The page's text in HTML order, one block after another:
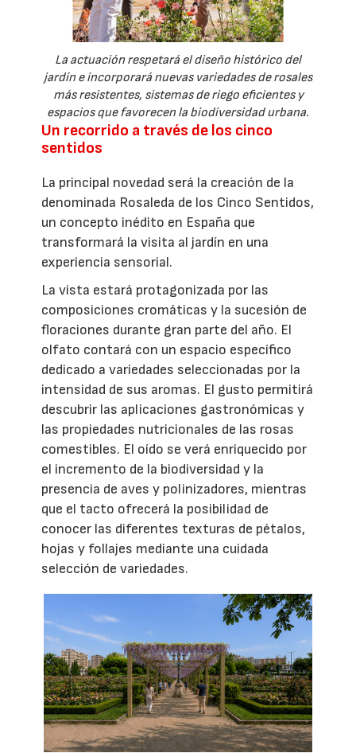
La actuación respetará el diseño histórico del
jardín e incorporará nuevas variedades de rosales
más resistentes, sistemas de riego eficientes y
espacios que favorecen la biodiversidad urbana.
Un recorrido a través de los cinco
sentidos
La principal novedad será la creación de la
denominada Rosaleda de los Cinco Sentidos,
un concepto inédito en España que
transformará la visita al jardín en una
experiencia sensorial.
La vista estará protagonizada por las
composiciones cromáticas y la sucesión de
floraciones durante gran parte del año. El
olfato contará con un espacio específico
dedicado a variedades seleccionadas por la
intensidad de sus aromas. El gusto permitirá
descubrir las aplicaciones gastronómicas y
las propiedades nutricionales de las rosas
comestibles. El oído se verá enriquecido por
el incremento de la biodiversidad y la
presencia de aves y polinizadores, mientras
que el tacto ofrecerá la posibilidad de
conocer las diferentes texturas de pétalos,
hojas y follajes mediante una cuidada
selección de variedades.